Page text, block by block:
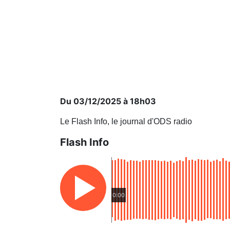
Du 03/12/2025 à 18h03
Le Flash Info, le journal d'ODS radio
Flash Info
0:00